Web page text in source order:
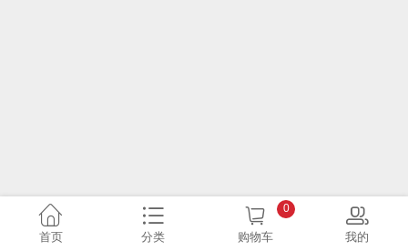
首页 分类 购物车
0
我的